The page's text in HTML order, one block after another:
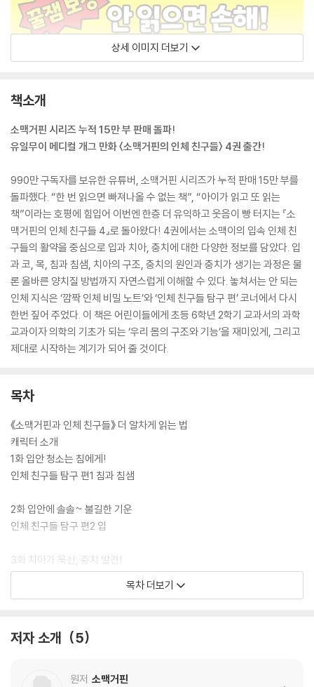
상세 이미지 더보기
책소개
소맥거핀 시리즈 누적 15만 부 판매 돌파!
유일무이 메디컬 개그 만화 〈소맥거핀의 인체 친구들〉 4권 출간!
990만 구독자를 보유한 유튜버, 소맥거핀 시리즈가 누적 판매 15만 부를
돌파했다. “한 번 읽으면 빠져나올 수 없는 책”, “아이가 읽고 또 읽는
책”이라는 호평에 힘입어 이번엔 한층 더 유익하고 웃음이 빵 터지는 『소
맥거핀의 인체 친구들 4』로 돌아왔다! 4권에서는 소맥이의 입속 인체 친
구들의 활약을 중심으로 입과 치아, 충치에 대한 다양한 정보를 담았다. 입
과 코, 목, 침과 침샘, 치아의 구조, 충치의 원인과 충치가 생기는 과정은 물
론 올바른 양치질 방법까지 자연스럽게 이해할 수 있다. 놓쳐서는 안 되는
인체 지식은 ‘깜짝 인체 비밀 노트’와 ‘인체 친구들 탐구 편’ 코너에서 다시
한번 짚어 주었다. 이 책은 어린이들에게 초등 6학년 2학기 교과서의 과학
교과이자 의학의 기초가 되는 ‘우리 몸의 구조와 기능’을 재미있게, 그리고
제대로 시작하는 계기가 되어 줄 것이다.
목차
《소맥거핀과 인체 친구들》 더 알차게 읽는 법
캐릭터 소개
1화 입안 청소는 침에게!
인체 친구들 탐구 편1 침과 침샘
2화 입안에 솔솔~ 불길한 기운
인체 친구들 탐구 편2 입
3화 치아가 욱신, 충치 발견!
인체 친구들 탐구 편3 치아
깔깔 소맥이네 놀이터1 내 치아 그리기
인체 친구들 탐구 편4 유치와 영구치
5화 충치균과의 이별
목차 더보기
저자 소개 5
원저 소맥거핀